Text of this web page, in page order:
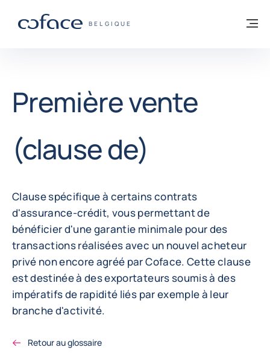
COFACE, FOR TRADE - PAGE D'ACCUEIL
BELGIQUE
Retour à la page d'accueil
Première vente
(clause de)
Clause spécifique à certains contrats
d'assurance-crédit, vous permettant de
bénéficier d'une garantie minimale pour des
transactions réalisées avec un nouvel acheteur
privé non encore agréé par Coface. Cette clause
est destinée à des exportateurs soumis à des
impératifs de rapidité liés par exemple à leur
branche d'activité.
Retour au glossaire